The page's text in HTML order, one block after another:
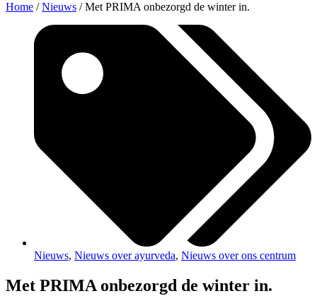
Home /Nieuws /Met PRIMA onbezorgd de winter in.
Nieuws, Nieuws over ayurveda, Nieuws over ons centrum
Met PRIMA onbezorgd de winter in.